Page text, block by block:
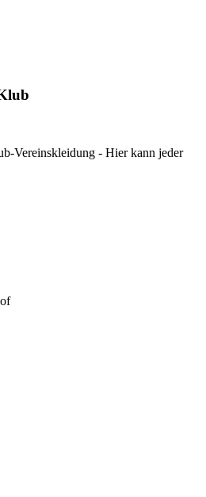
Vereinskleidung - Hier kann jeder